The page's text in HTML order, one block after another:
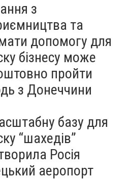
з
та
допомогу для
бізнесу може
пройти
з Донеччини
базу для
“шахедів”
Росія
аеропорт